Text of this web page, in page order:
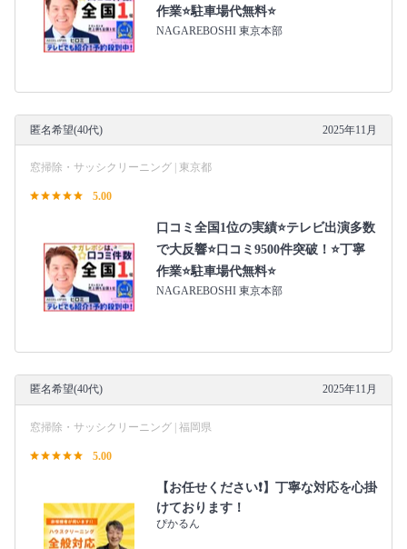
作業⭐駐車場代無料⭐
NAGAREBOSHI 東京本部
匿名希望(40代) 2025年11月
窓掃除・サッシクリーニング | 東京都
5.00
口コミ全国1位の実績⭐テレビ出演多数
で大反響⭐口コミ9500件突破！⭐丁寧
作業⭐駐車場代無料⭐
NAGAREBOSHI 東京本部
匿名希望(40代) 2025年11月
窓掃除・サッシクリーニング | 福岡県
5.00
【お任せください❗️】丁寧な対応を心掛
けております！
ぴかるん